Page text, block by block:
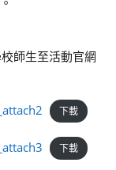
師生至活動官網
下載
下載